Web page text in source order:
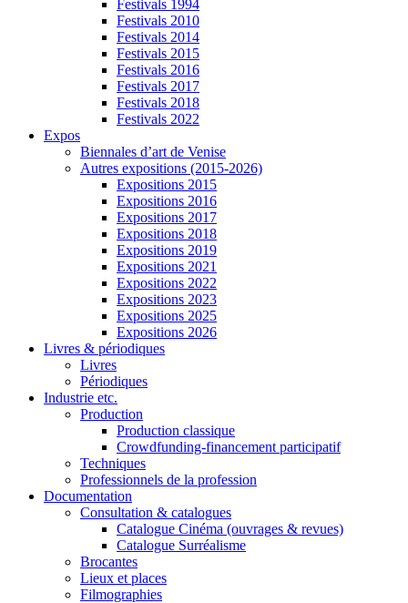
Festivals 1994
Festivals 2010
Festivals 2014
Festivals 2015
Festivals 2016
Festivals 2017
Festivals 2018
Festivals 2022
Expos
Biennales d’art de Venise
Autres expositions (2015-2026)
Expositions 2015
Expositions 2016
Expositions 2017
Expositions 2018
Expositions 2019
Expositions 2021
Expositions 2022
Expositions 2023
Expositions 2025
Expositions 2026
Livres & périodiques
Livres
Périodiques
Industrie etc.
Production
Production classique
Crowdfunding-financement participatif
Techniques
Professionnels de la profession
Documentation
Consultation & catalogues
Catalogue Cinéma (ouvrages & revues)
Catalogue Surréalisme
Brocantes
Lieux et places
Filmographies